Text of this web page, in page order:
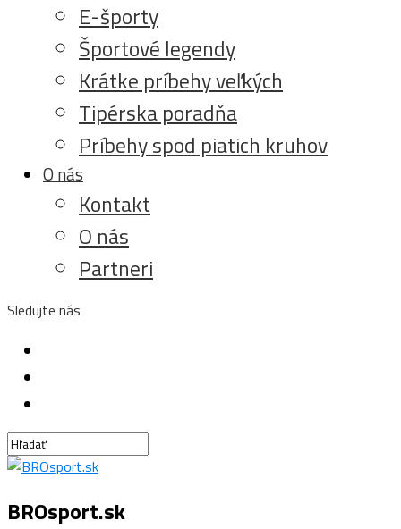
E-športy
Športové legendy
Krátke príbehy veľkých
Tipérska poradňa
Príbehy spod piatich kruhov
O nás
Kontakt
O nás
Partneri
Sledujte nás
BROsport.sk